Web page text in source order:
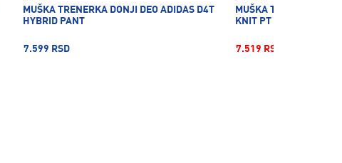
MUŠKA TRENERKA DONJI DEO ADIDAS D4T
HYBRID PANT
7.599 RSD
MUŠKA TRENERKA
KNIT PT CUF
7.519 RSD